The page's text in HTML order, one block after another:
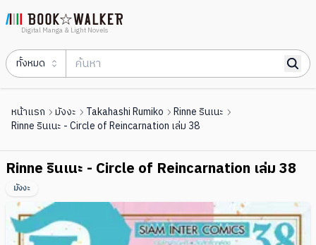
Digital Manga & Light Novels
ทั้งหมด
หน้าแรก มังงะ Takahashi Rumiko
Rinne รินเนะ
Rinne รินเนะ - Circle of Reincarnation เล่ม 38
Rinne รินเนะ - Circle of Reincarnation เล่ม 38
มังงะ